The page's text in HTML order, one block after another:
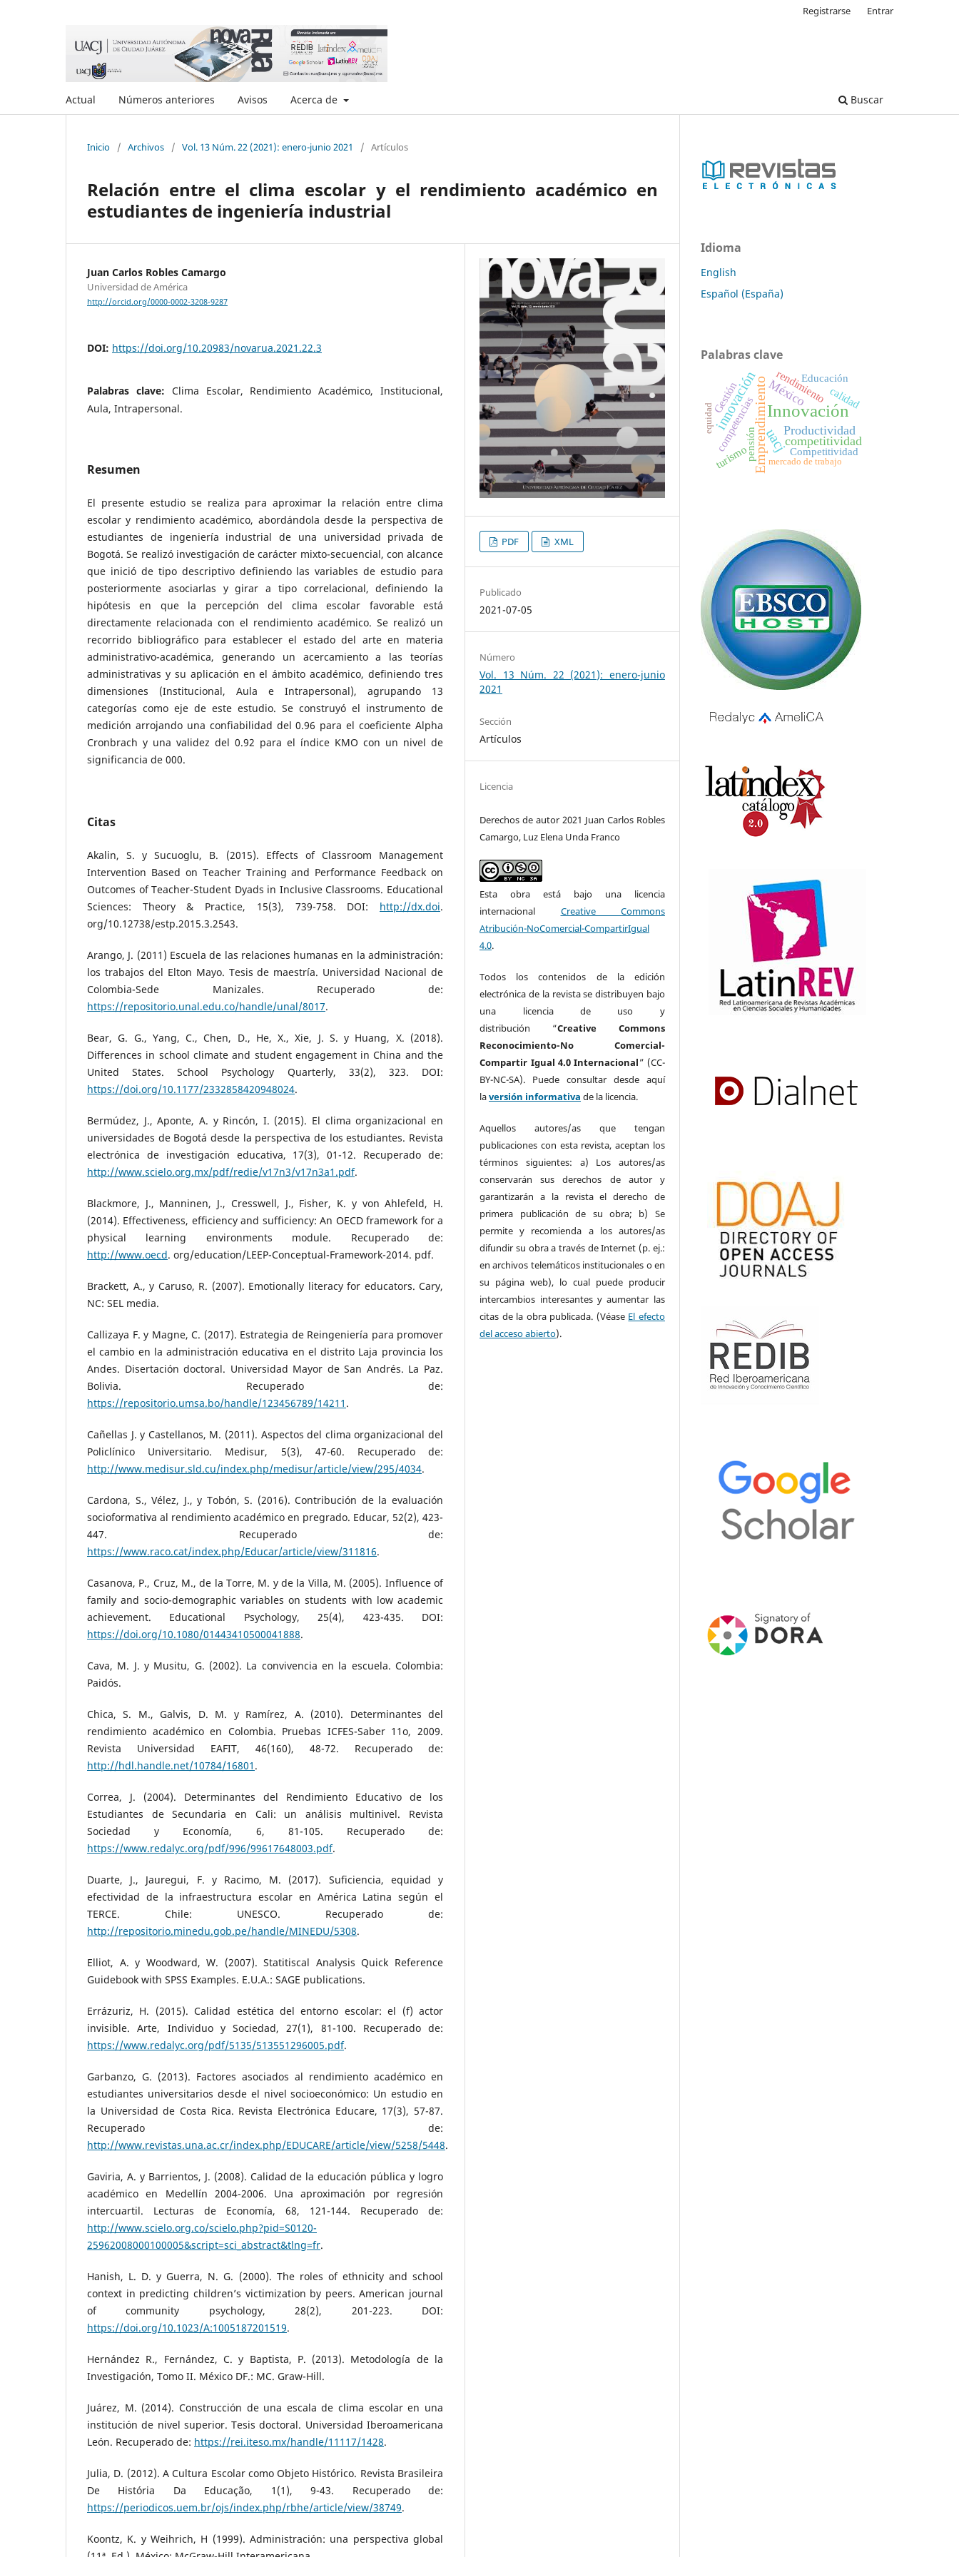
Actual Números anteriores Avisos Acerca de Buscar
Registrarse Entrar
Inicio / Archivos / Vol. 13 Núm. 22 (2021): enero-junio 2021 / Artículos
Relación entre el clima escolar y el rendimiento académico en
estudiantes de ingeniería industrial
Juan Carlos Robles Camargo
Universidad de América
http://orcid.org/0000-0002-3208-9287
DOI: https://doi.org/10.20983/novarua.2021.22.3
Palabras clave: Clima Escolar, Rendimiento Académico, Institucional,
Aula, Intrapersonal.
Resumen
El presente estudio se realiza para aproximar la relación entre clima
escolar y rendimiento académico, abordándola desde la perspectiva de
estudiantes de ingeniería industrial de una universidad privada de
Bogotá. Se realizó investigación de carácter mixto-secuencial, con alcance
que inició de tipo descriptivo definiendo las variables de estudio para
posteriormente asociarlas y girar a tipo correlacional, definiendo la
hipótesis en que la percepción del clima escolar favorable está
directamente relacionada con el rendimiento académico. Se realizó un
recorrido bibliográfico para establecer el estado del arte en materia
administrativo-académica, generando un acercamiento a las teorías
administrativas y su aplicación en el ámbito académico, definiendo tres
dimensiones (Institucional, Aula e Intrapersonal), agrupando 13
categorías como eje de este estudio. Se construyó el instrumento de
medición arrojando una confiabilidad del 0.96 para el coeficiente Alpha
Cronbrach y una validez del 0.92 para el índice KMO con un nivel de
significancia de 000.
Citas
Akalin, S. y Sucuoglu, B. (2015). Effects of Classroom Management
Intervention Based on Teacher Training and Performance Feedback on
Outcomes of Teacher-Student Dyads in Inclusive Classrooms. Educational
Sciences: Theory & Practice, 15(3), 739-758. DOI: http://dx.doi.
org/10.12738/estp.2015.3.2543.
Arango, J. (2011) Escuela de las relaciones humanas en la administración:
los trabajos del Elton Mayo. Tesis de maestría. Universidad Nacional de
Colombia-Sede Manizales. Recuperado de:
https://repositorio.unal.edu.co/handle/unal/8017.
Bear, G. G., Yang, C., Chen, D., He, X., Xie, J. S. y Huang, X. (2018).
Differences in school climate and student engagement in China and the
United States. School Psychology Quarterly, 33(2), 323. DOI:
https://doi.org/10.1177/2332858420948024.
Bermúdez, J., Aponte, A. y Rincón, I. (2015). El clima organizacional en
universidades de Bogotá desde la perspectiva de los estudiantes. Revista
electrónica de investigación educativa, 17(3), 01-12. Recuperado de:
http://www.scielo.org.mx/pdf/redie/v17n3/v17n3a1.pdf.
Blackmore, J., Manninen, J., Cresswell, J., Fisher, K. y von Ahlefeld, H.
(2014). Effectiveness, efficiency and sufficiency: An OECD framework for a
physical learning environments module. Recuperado de:
http://www.oecd. org/education/LEEP-Conceptual-Framework-2014. pdf.
Brackett, A., y Caruso, R. (2007). Emotionally literacy for educators. Cary,
NC: SEL media.
Callizaya F. y Magne, C. (2017). Estrategia de Reingeniería para promover
el cambio en la administración educativa en el distrito Laja provincia los
Andes. Disertación doctoral. Universidad Mayor de San Andrés. La Paz.
Bolivia. Recuperado de:
https://repositorio.umsa.bo/handle/123456789/14211 .
Cañellas J. y Castellanos, M. (2011). Aspectos del clima organizacional del
Policlínico Universitario. Medisur, 5(3), 47-60. Recuperado de:
http://www.medisur.sld.cu/index.php/medisur/article/view/295/4034.
Cardona, S., Vélez, J., y Tobón, S. (2016). Contribución de la evaluación
socioformativa al rendimiento académico en pregrado. Educar, 52(2), 423-
447. Recuperado de:
https://www.raco.cat/index.php/Educar/article/view/311816.
Casanova, P., Cruz, M., de la Torre, M. y de la Villa, M. (2005). Influence of
family and socio-demographic variables on students with low academic
achievement. Educational Psychology, 25(4), 423-435. DOI:
https://doi.org/10.1080/01443410500041888.
Cava, M. J. y Musitu, G. (2002). La convivencia en la escuela. Colombia:
Paidós.
Chica, S. M., Galvis, D. M. y Ramírez, A. (2010). Determinantes del
rendimiento académico en Colombia. Pruebas ICFES-Saber 11o, 2009.
Revista Universidad EAFIT, 46(160), 48-72. Recuperado de:
http://hdl.handle.net/10784/16801 .
Correa, J. (2004). Determinantes del Rendimiento Educativo de los
Estudiantes de Secundaria en Cali: un análisis multinivel. Revista
Sociedad y Economía, 6, 81-105. Recuperado de:
https://www.redalyc.org/pdf/996/99617648003.pdf.
Duarte, J., Jauregui, F. y Racimo, M. (2017). Suficiencia, equidad y
efectividad de la infraestructura escolar en América Latina según el
TERCE. Chile: UNESCO. Recuperado de:
http://repositorio.minedu.gob.pe/handle/MINEDU/5308.
Elliot, A. y Woodward, W. (2007). Statitiscal Analysis Quick Reference
Guidebook with SPSS Examples. E.U.A.: SAGE publications.
Errázuriz, H. (2015). Calidad estética del entorno escolar: el (f) actor
invisible. Arte, Individuo y Sociedad, 27(1), 81-100. Recuperado de:
https://www.redalyc.org/pdf/5135/513551296005.pdf.
Garbanzo, G. (2013). Factores asociados al rendimiento académico en
estudiantes universitarios desde el nivel socioeconómico: Un estudio en
la Universidad de Costa Rica. Revista Electrónica Educare, 17(3), 57-87.
Recuperado de:
http://www.revistas.una.ac.cr/index.php/EDUCARE/article/view/5258/5448.
Gaviria, A. y Barrientos, J. (2008). Calidad de la educación pública y logro
académico en Medellín 2004-2006. Una aproximación por regresión
intercuartil. Lecturas de Economía, 68, 121-144. Recuperado de:
http://www.scielo.org.co/scielo.php?pid=S0120-
25962008000100005&script=sci_abstract&tlng=fr.
Hanish, L. D. y Guerra, N. G. (2000). The roles of ethnicity and school
context in predicting children’s victimization by peers. American journal
of community psychology, 28(2), 201-223. DOI:
https://doi.org/10.1023/A:1005187201519.
Hernández R., Fernández, C. y Baptista, P. (2013). Metodología de la
Investigación, Tomo II. México DF.: MC. Graw-Hill.
Juárez, M. (2014). Construcción de una escala de clima escolar en una
institución de nivel superior. Tesis doctoral. Universidad Iberoamericana
León. Recuperado de: https://rei.iteso.mx/handle/11117/1428.
Julia, D. (2012). A Cultura Escolar como Objeto Histórico. Revista Brasileira
De História Da Educação, 1(1), 9-43. Recuperado de:
https://periodicos.uem.br/ojs/index.php/rbhe/article/view/38749.
Koontz, K. y Weihrich, H (1999). Administración: una perspectiva global
PDF XML
Publicado
2021-07-05
Número
Vol. 13 Núm. 22 (2021): enero-junio
2021
Sección
Artículos
Licencia
Derechos de autor 2021 Juan Carlos Robles
Camargo, Luz Elena Unda Franco
Esta obra está bajo una licencia
internacional Creative Commons
Atribución-NoComercial-CompartirIgual
4.0.
Todos los contenidos de la edición
electrónica de la revista se distribuyen bajo
una licencia de uso y
distribución “Creative Commons
Reconocimiento-No Comercial-
Compartir Igual 4.0 Internacional” (CC-
BY-NC-SA). Puede consultar desde aquí
laversión informativa de la licencia.
Aquellos autores/as que tengan
publicaciones con esta revista, aceptan los
términos siguientes: a) Los autores/as
conservarán sus derechos de autor y
garantizarán a la revista el derecho de
primera publicación de su obra; b) Se
permite y recomienda a los autores/as
difundir su obra a través de Internet (p. ej.:
en archivos telemáticos institucionales o en
su página web), lo cual puede producir
intercambios interesantes y aumentar las
citas de la obra publicada. (Véase El efecto
del acceso abierto).
Idioma
English
Español (España)
Palabras clave
Innovación
Emprendimientouacj
innovación México
competitividad
Productividad
rendimiento
competencias
Educación
pensión Competitividad
turismo
calidad
Gestión
equidad
mercado de trabajo